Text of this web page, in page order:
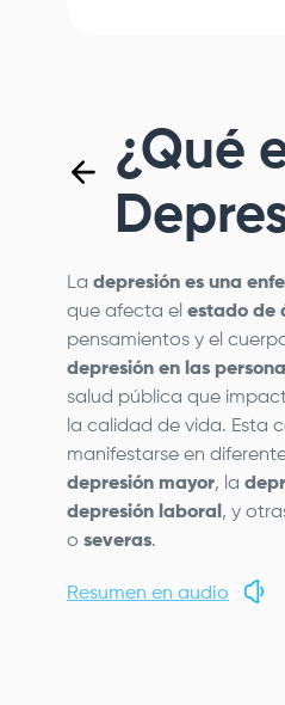
¿Qué
La depresión es una
que afecta el estado de
pensamientos y el
depresión en las
salud pública que
la calidad de vida. Esta
manifestarse en
depresión mayor, la
depresión laboral , y
o severas.
Resumen en audio